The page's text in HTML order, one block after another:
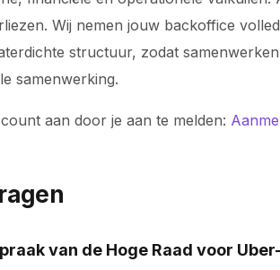
Wij nemen jouw backoffice
structuur, zodat
samenwerking.
aan door je aan te melden:
van de Hoge Raad voor